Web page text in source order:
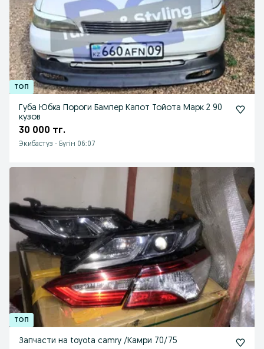
Губа Юбка Пороги Бампер Капот Тойота Марк 2 90
кузов
30 000 тг.
Экибастуз - Бүгін 06:07
Запчасти на toyota camry /Камри 70/75